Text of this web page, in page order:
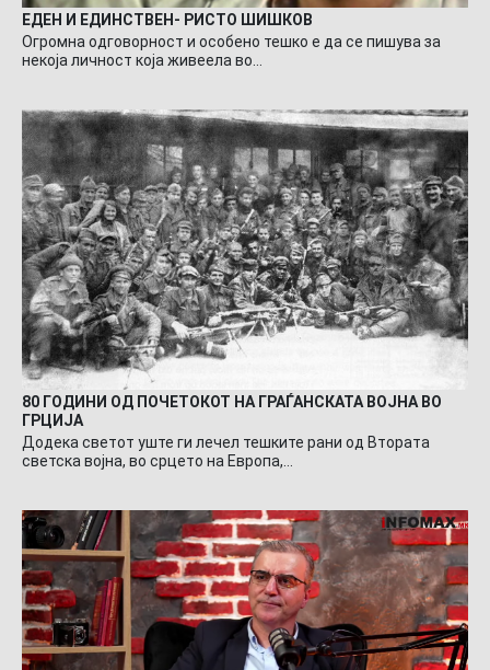
ЕДЕН И ЕДИНСТВЕН- РИСТО ШИШКОВ
Огромна одговорност и особено тешко е да се пишува за
некоја личност која живеела во…
80 ГОДИНИ ОД ПОЧЕТОКОТ НА ГРАЃАНСКАТА ВОЈНА ВО
ГРЦИЈА
Додека светот уште ги лечел тешките рани од Втората
светска војна, во срцето на Европа,…